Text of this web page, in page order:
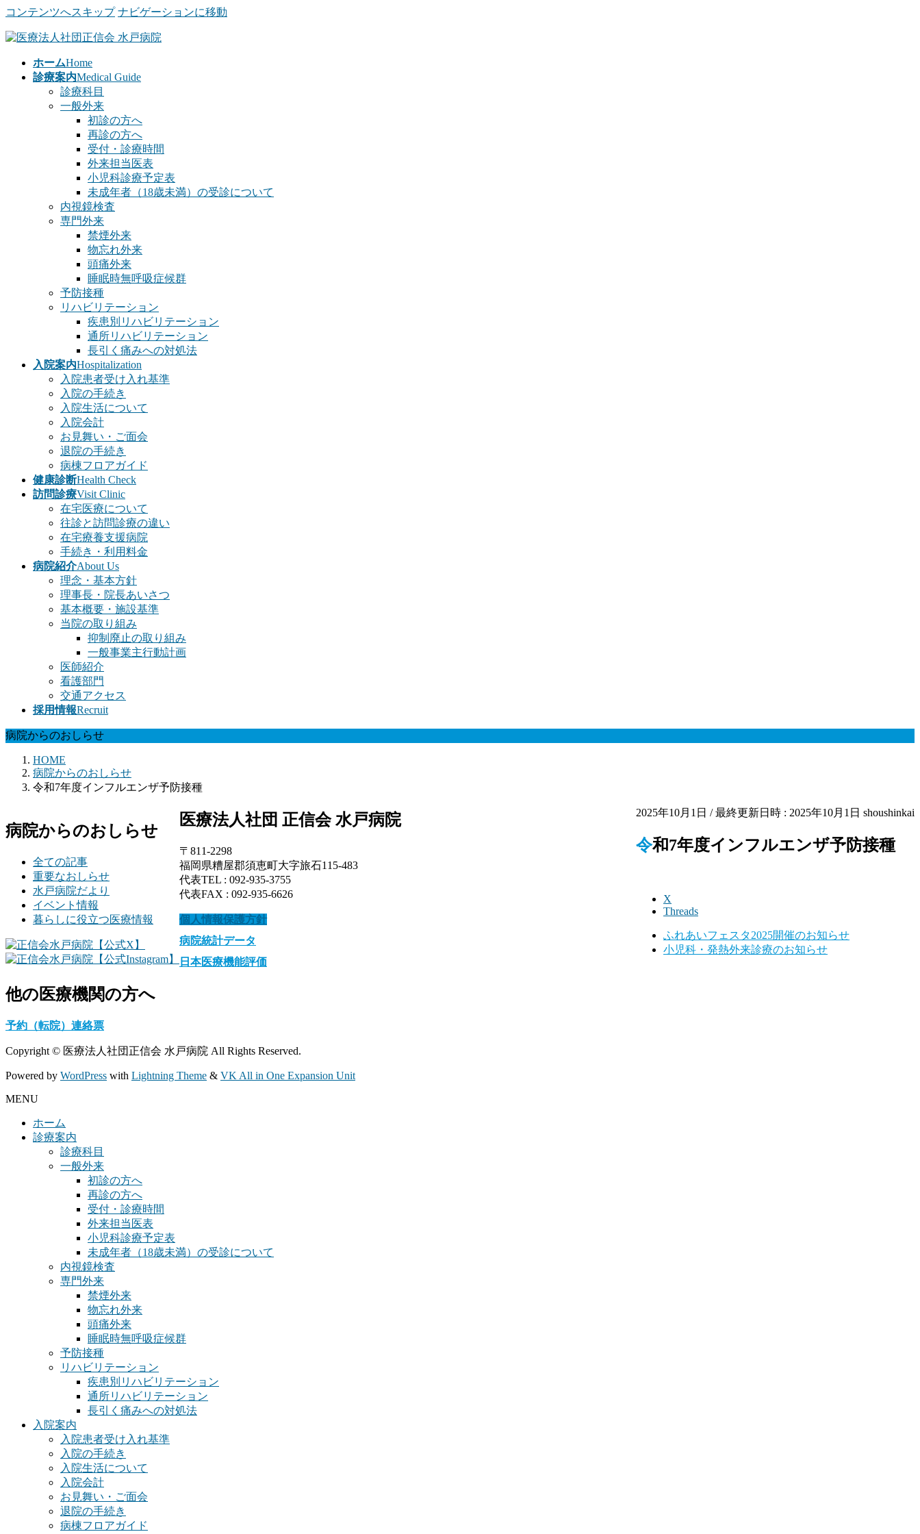
コンテンツへスキップ ナビゲーションに移動
ホームHome
診療案内Medical Guide
診療科目
一般外来
初診の方へ
再診の方へ
受付・診療時間
外来担当医表
小児科診療予定表
未成年者（18歳未満）の受診について
内視鏡検査
専門外来
禁煙外来
物忘れ外来
頭痛外来
睡眠時無呼吸症候群
予防接種
リハビリテーション
疾患別リハビリテーション
通所リハビリテーション
長引く痛みへの対処法
入院案内Hospitalization
入院患者受け入れ基準
入院の手続き
入院生活について
入院会計
お見舞い・ご面会
退院の手続き
病棟フロアガイド
健康診断Health Check
訪問診療Visit Clinic
在宅医療について
往診と訪問診療の違い
在宅療養支援病院
手続き・利用料金
病院紹介About Us
理念・基本方針
理事長・院長あいさつ
基本概要・施設基準
当院の取り組み
抑制廃止の取り組み
一般事業主行動計画
医師紹介
看護部門
交通アクセス
採用情報Recruit
病院からのおしらせ
HOME
病院からのおしらせ
令和7年度インフルエンザ予防接種
2025年10月1日 / 最終更新日時 : 2025年10月1日 shoushinkai
令和7年度インフルエンザ予防接種
X
Threads
ふれあいフェスタ2025開催のお知らせ
小児科・発熱外来診療のお知らせ
病院からのおしらせ
全ての記事
重要なおしらせ
水戸病院だより
イベント情報
暮らしに役立つ医療情報
医療法人社団 正信会 水戸病院
〒811-2298
福岡県糟屋郡須恵町大字旅石115-483
代表TEL : 092-935-3755
代表FAX : 092-935-6626
個人情報保護方針
病院統計データ
日本医療機能評価
他の医療機関の方へ
予約（転院）連絡票
Copyright © 医療法人社団正信会 水戸病院 All Rights Reserved.
Powered by WordPress with Lightning Theme & VK All in One Expansion Unit
MENU
ホーム
診療案内
診療科目
一般外来
初診の方へ
再診の方へ
受付・診療時間
外来担当医表
小児科診療予定表
未成年者（18歳未満）の受診について
内視鏡検査
専門外来
禁煙外来
物忘れ外来
頭痛外来
睡眠時無呼吸症候群
予防接種
リハビリテーション
疾患別リハビリテーション
通所リハビリテーション
長引く痛みへの対処法
入院案内
入院患者受け入れ基準
入院の手続き
入院生活について
入院会計
お見舞い・ご面会
退院の手続き
病棟フロアガイド